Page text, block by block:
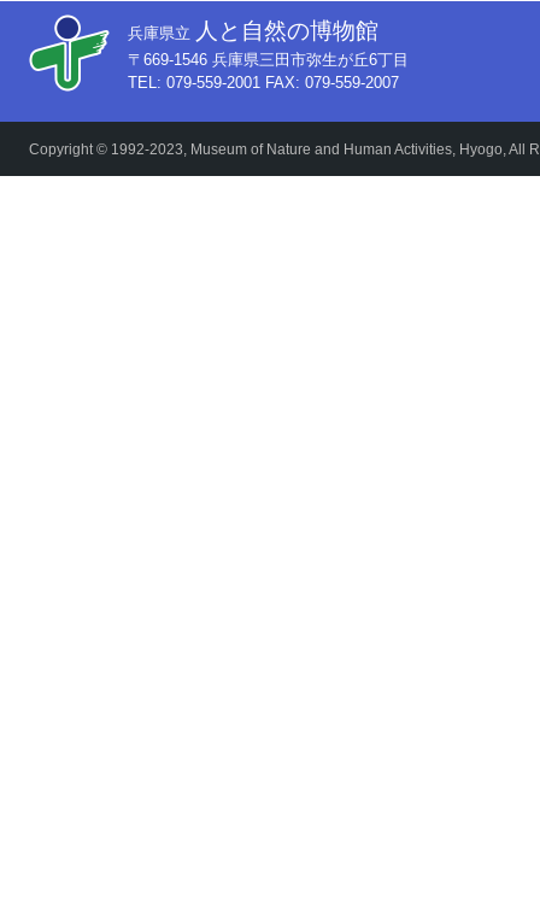
兵庫県立 人と自然の博物館
〒669-1546 兵庫県三田市弥生が丘6丁目
TEL: 079-559-2001 FAX: 079-559-2007
Copyright © 1992-2023, Museum of Nature and Human Activities, Hyogo, All